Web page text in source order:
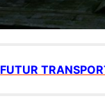
FUTUR